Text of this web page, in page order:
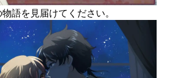
語を見届けてください。